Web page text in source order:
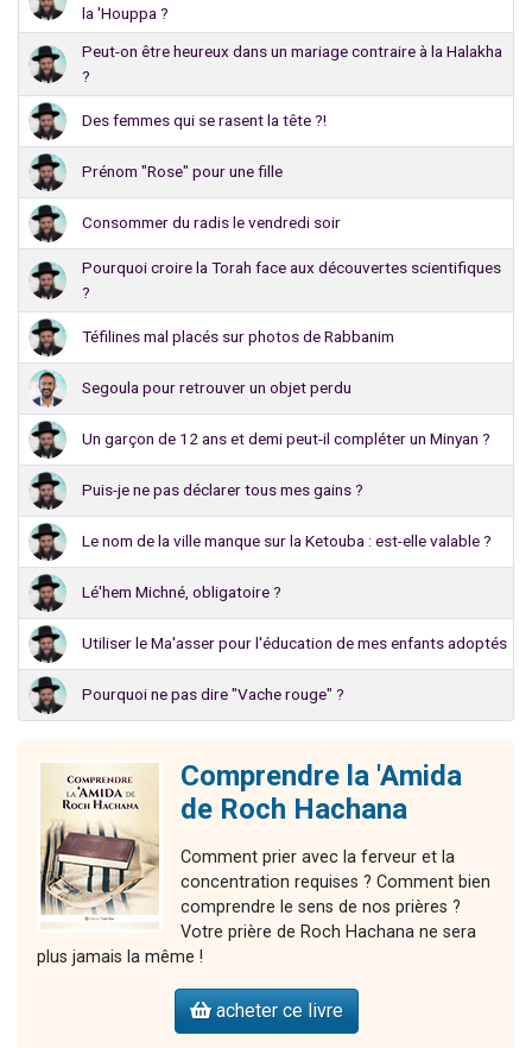
la 'Houppa ?
Peut-on être heureux dans un mariage contraire à la Halakha
?
Des femmes qui se rasent la tête ?!
Prénom "Rose" pour une fille
Consommer du radis le vendredi soir
Pourquoi croire la Torah face aux découvertes scientifiques
?
Téfilines mal placés sur photos de Rabbanim
Segoula pour retrouver un objet perdu
Un garçon de 12 ans et demi peut-il compléter un Minyan ?
Puis-je ne pas déclarer tous mes gains ?
Le nom de la ville manque sur la Ketouba : est-elle valable ?
Lé'hem Michné, obligatoire ?
Utiliser le Ma'asser pour l'éducation de mes enfants adoptés
Pourquoi ne pas dire "Vache rouge" ?
Comprendre la 'Amida
de Roch Hachana
Comment prier avec la ferveur et la
concentration requises ? Comment bien
comprendre le sens de nos prières ?
Votre prière de Roch Hachana ne sera
plus jamais la même !
acheter ce livre